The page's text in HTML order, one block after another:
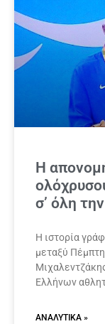
Η
σ’ όλη
Η ιστορία
μεταξύ
Ελλήνων
ΑΝΑΛΥΤΙΚΆ »